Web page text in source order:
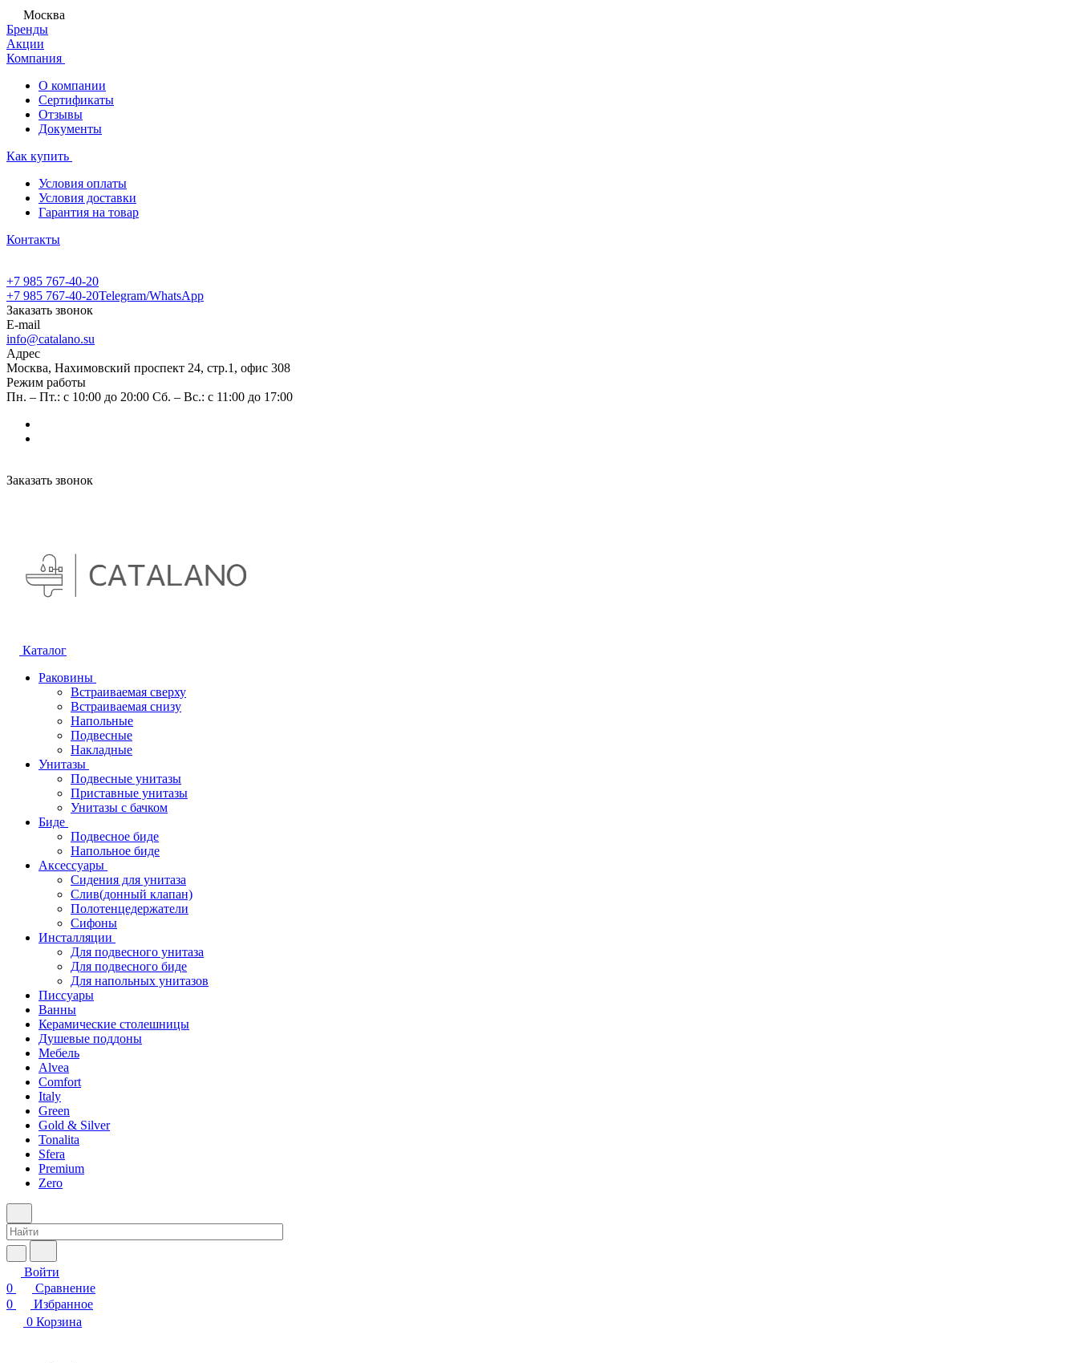
Москва
Бренды
Акции
Компания
О компании
Сертификаты
Отзывы
Документы
Как купить
Условия оплаты
Условия доставки
Гарантия на товар
Контакты
+7 985 767-40-20
+7 985 767-40-20Telegram/WhatsApp
Заказать звонок
E-mail
info@catalano.su
Адрес
Москва, Нахимовский проспект 24, стр.1, офис 308
Режим работы
Пн. – Пт.: с 10:00 до 20:00 Сб. – Вс.: с 11:00 до 17:00
Заказать звонок
Каталог
Раковины
Встраиваемая сверху
Встраиваемая снизу
Напольные
Подвесные
Накладные
Унитазы
Подвесные унитазы
Приставные унитазы
Унитазы с бачком
Биде
Подвесное биде
Напольное биде
Аксессуары
Сидения для унитаза
Слив(донный клапан)
Полотенцедержатели
Сифоны
Инсталляции
Для подвесного унитаза
Для подвесного биде
Для напольных унитазов
Писсуары
Ванны
Керамические столешницы
Душевые поддоны
Мебель
Alvea
Comfort
Italy
Green
Gold & Silver
Tonalita
Sfera
Premium
Zero
Войти
0
Сравнение
0
Избранное
0 Корзина